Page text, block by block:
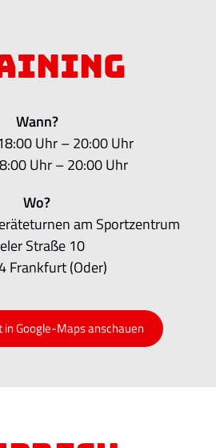
Wann?
Uhr – 20:00 Uhr
Uhr – 20:00 Uhr
Wo?
am Sportzentrum
Straße 10
Frankfurt (Oder)
in Google-Maps anschauen